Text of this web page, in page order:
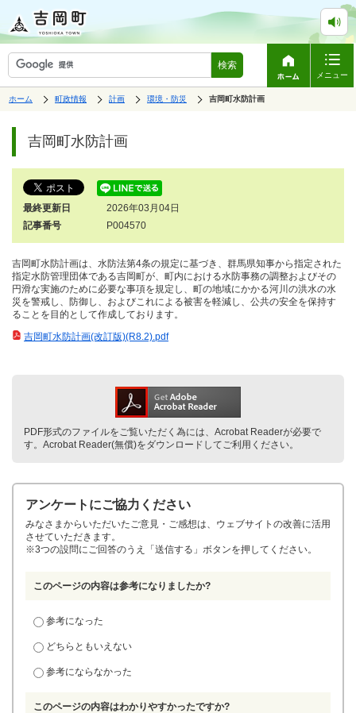
検索
メニュー
表
は、
ホーム
の
中
町政情報
の
中
計画
の
中
環境・防災
の
吉岡町水防計画
す。
ジ
の
す。
吉岡町水防計画
最終更新日
2026年03月04日
記事番号
P004570
吉岡町水防計画は、水防法第4条の規定に基づき、群馬県知事から指定された
指定水防管理団体である吉岡町が、町内における水防事務の調整およびその
円滑な実施のために必要な事項を規定し、町の地域にかかる河川の洪水の水
災を警戒し、防御し、およびこれによる被害を軽減し、公共の安全を保持す
ることを目的として作成しております。
吉岡町水防計画(改訂版)(R8.2).pdf
PDF形式のファイルをご覧いただく為には、Acrobat Readerが必要で
す。Acrobat Reader(無償)をダウンロードしてご利用ください。
アンケートにご協力ください
みなさまからいただいたご意見・ご感想は、ウェブサイトの改善に活用
させていただきます。
※3つの設問にご回答のうえ「送信する」ボタンを押してください。
このページの内容は参考になりましたか?
参考になった
どちらともいえない
参考にならなかった
このページの内容はわかりやすかったですか?